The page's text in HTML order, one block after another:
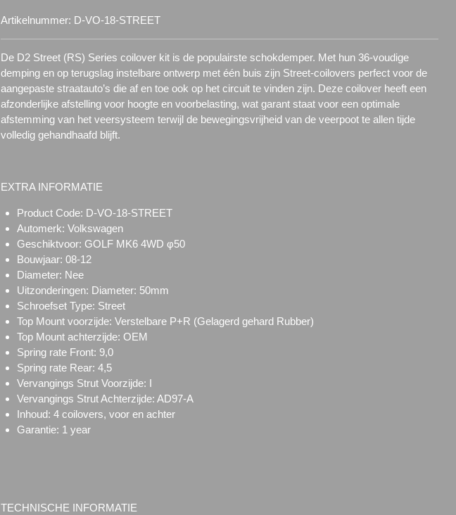
Artikelnummer: D-VO-18-STREET
De D2 Street (RS) Series coilover kit is de populairste schokdemper. Met hun 36-voudige
demping en op terugslag instelbare ontwerp met één buis zijn Street-coilovers perfect voor de
aangepaste straatauto’s die af en toe ook op het circuit te vinden zijn. Deze coilover heeft een
afzonderlijke afstelling voor hoogte en voorbelasting, wat garant staat voor een optimale
afstemming van het veersysteem terwijl de bewegingsvrijheid van de veerpoot te allen tijde
volledig gehandhaafd blijft.
EXTRA INFORMATIE
Product Code: D-VO-18-STREET
Automerk: Volkswagen
Geschiktvoor: GOLF MK6 4WD φ50
Bouwjaar: 08-12
Diameter: Nee
Uitzonderingen: Diameter: 50mm
Schroefset Type: Street
Top Mount voorzijde: Verstelbare P+R (Gelagerd gehard Rubber)
Top Mount achterzijde: OEM
Spring rate Front: 9,0
Spring rate Rear: 4,5
Vervangings Strut Voorzijde: I
Vervangings Strut Achterzijde: AD97-A
Inhoud: 4 coilovers, voor en achter
Garantie: 1 year
TECHNISCHE INFORMATIE